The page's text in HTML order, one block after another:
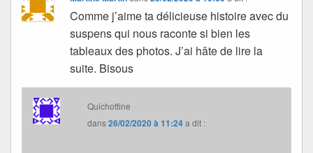
Comme j’aime ta délicieuse histoire avec du
suspens qui nous raconte si bien les
tableaux des photos. J’ai hâte de lire la
suite. Bisous
Quichottine
dans26/02/2020 à 11:24a dit :